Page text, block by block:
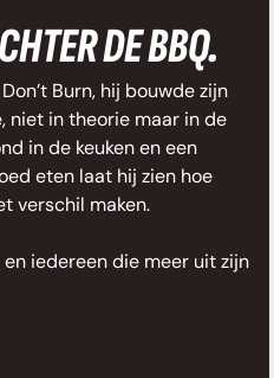
DE BBQ.
Burn, hij bouwde zijn
niet in theorie maar in de
in de keuken en een
eten laat hij zien hoe
verschil maken.
iedereen die meer uit zijn